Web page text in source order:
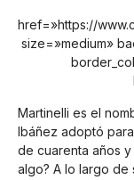
href=»https://
size=»medium»
Martinelli es el
Ibáñez adoptó
de cuarenta años
algo? A lo largo de